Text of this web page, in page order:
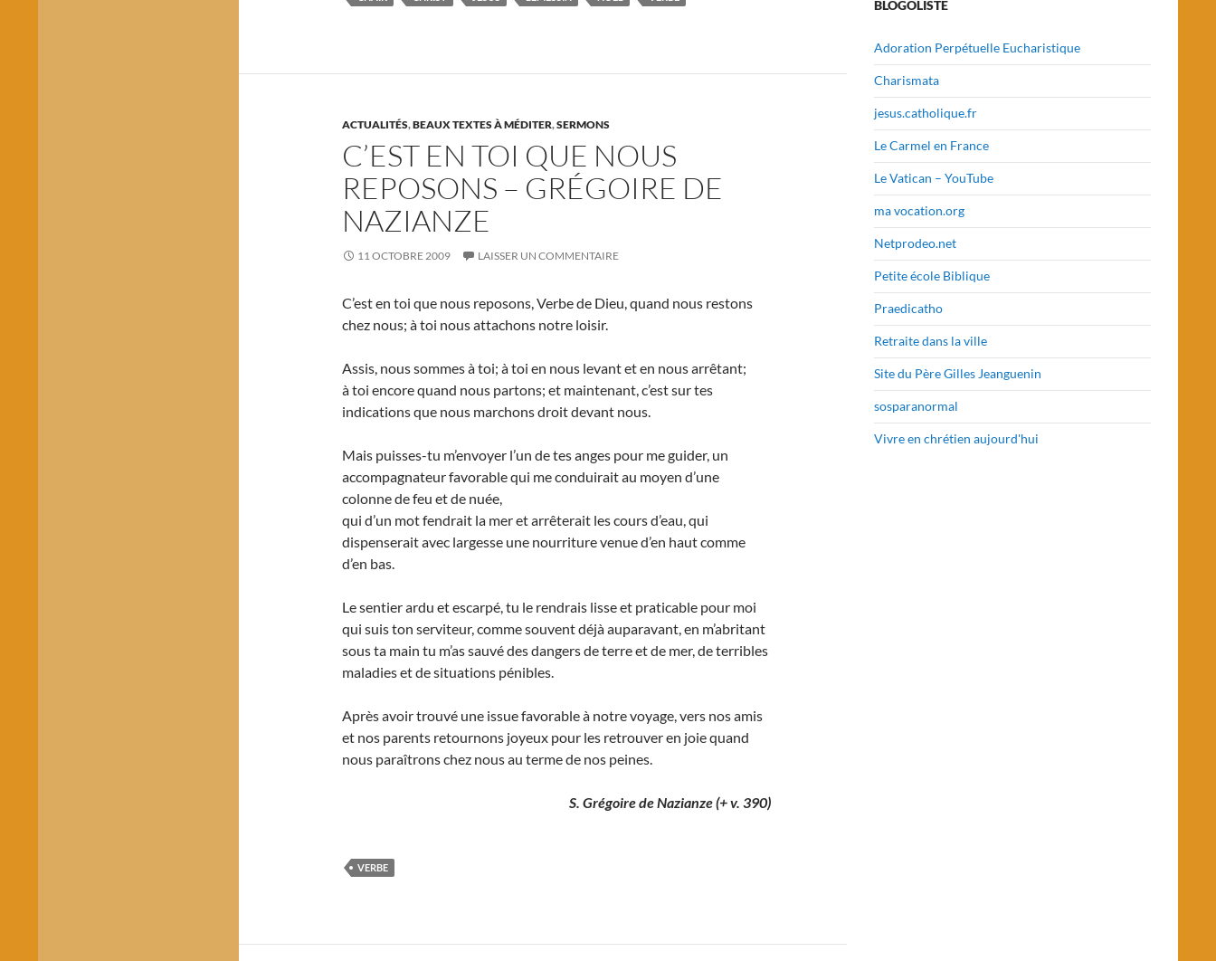
ACTUALITÉS,BEAUX TEXTES À MÉDITER,SERMONS
C’EST EN TOI QUE NOUS
REPOSONS – GRÉGOIRE DE
NAZIANZE
11 OCTOBRE 2009 LAISSER UN COMMENTAIRE
C’est en toi que nous reposons, Verbe de Dieu, quand nous restons
chez nous; à toi nous attachons notre loisir.
Assis, nous sommes à toi; à toi en nous levant et en nous arrêtant;
à toi encore quand nous partons; et maintenant, c’est sur tes
indications que nous marchons droit devant nous.
Mais puisses-tu m’envoyer l’un de tes anges pour me guider, un
accompagnateur favorable qui me conduirait au moyen d’une
colonne de feu et de nuée,
qui d’un mot fendrait la mer et arrêterait les cours d’eau, qui
dispenserait avec largesse une nourriture venue d’en haut comme
d’en bas.
Le sentier ardu et escarpé, tu le rendrais lisse et praticable pour moi
qui suis ton serviteur, comme souvent déjà auparavant, en m’abritant
sous ta main tu m’as sauvé des dangers de terre et de mer, de terribles
maladies et de situations pénibles.
Après avoir trouvé une issue favorable à notre voyage, vers nos amis
et nos parents retournons joyeux pour les retrouver en joie quand
nous paraîtrons chez nous au terme de nos peines.
S. Grégoire de Nazianze (+ v. 390)
VERBE
BLOGOLISTE
Adoration Perpétuelle Eucharistique
Charismata
jesus.catholique.fr
Le Carmel en France
Le Vatican – YouTube
ma vocation.org
Netprodeo.net
Petite école Biblique
Praedicatho
Retraite dans la ville
Site du Père Gilles Jeanguenin
sosparanormal
Vivre en chrétien aujourd'hui